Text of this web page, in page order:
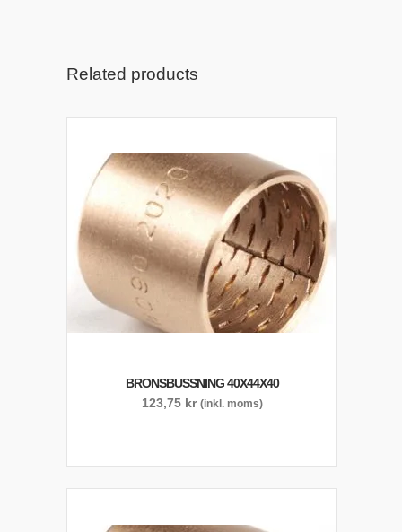
Related products
BRONSBUSSNING 40X44X40
123,75 kr (inkl. moms)